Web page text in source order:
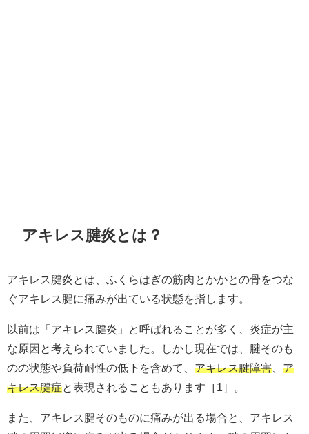
アキレス腱炎とは？
アキレス腱炎とは、ふくらはぎの筋肉とかかとの骨をつな
ぐアキレス腱に痛みが出ている状態を指します。
以前は「アキレス腱炎」と呼ばれることが多く、炎症が主
な原因と考えられていました。しかし現在では、腱そのも
のの状態や負荷耐性の低下を含めて、 アキレス腱障害
ア
キレス腱症と表現されることもあります［1］。
また、アキレス腱そのものに痛みが出る場合と、アキレス